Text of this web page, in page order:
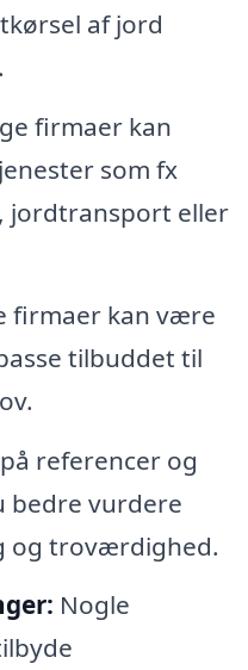
af jord
firmaer kan
som fx
jordtransport eller
firmaer kan være
tilbuddet til
referencer og
bedre vurdere
og troværdighed.
Nogle